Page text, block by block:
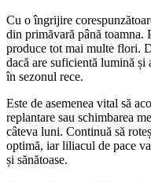
Cu o îngrijire
din primăvară până toamna.
produce tot mai multe flori.
dacă are suficientă lumină și
în sezonul rece.
Este de asemenea vital să
replantare sau schimbarea
câteva luni. Continuă să
optimă, iar liliacul de pace
și sănătoase.